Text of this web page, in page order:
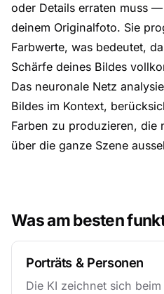
oder Details erraten muss
deinem Originalfoto. Sie
Farbwerte, was bedeutet,
Schärfe deines Bildes
Das neuronale Netz
Bildes im Kontext,
Farben zu produzieren, die
über die ganze Szene
Was am besten
Porträts & Personen
Die KI zeichnet sich